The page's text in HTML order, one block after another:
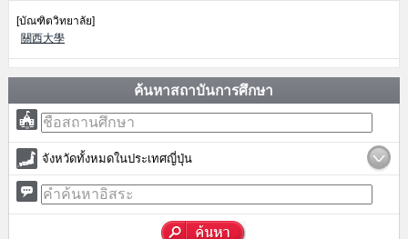
[บัณฑิตวิทยาลัย]
關西大學
ค้นหาสถาบันการศึกษา
จังหวัดทั้งหมดในประเทศญี่ปุ่น